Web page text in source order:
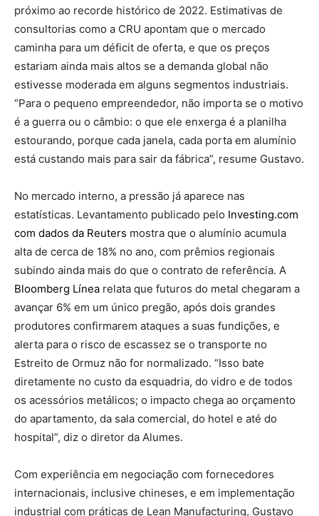
próximo ao recorde histórico de 2022. Estimativas de
consultorias como a CRU apontam que o mercado
caminha para um déficit de oferta, e que os preços
estariam ainda mais altos se a demanda global não
estivesse moderada em alguns segmentos industriais.
“Para o pequeno empreendedor, não importa se o motivo
é a guerra ou o câmbio: o que ele enxerga é a planilha
estourando, porque cada janela, cada porta em alumínio
está custando mais para sair da fábrica”, resume Gustavo.
No mercado interno, a pressão já aparece nas
estatísticas. Levantamento publicado pelo Investing.com
com dados da Reuters mostra que o alumínio acumula
alta de cerca de 18% no ano, com prêmios regionais
subindo ainda mais do que o contrato de referência. A
Bloomberg Línea relata que futuros do metal chegaram a
avançar 6% em um único pregão, após dois grandes
produtores confirmarem ataques a suas fundições, e
alerta para o risco de escassez se o transporte no
Estreito de Ormuz não for normalizado. “Isso bate
diretamente no custo da esquadria, do vidro e de todos
os acessórios metálicos; o impacto chega ao orçamento
do apartamento, da sala comercial, do hotel e até do
hospital”, diz o diretor da Alumes.
Com experiência em negociação com fornecedores
internacionais, inclusive chineses, e em implementação
industrial com práticas de Lean Manufacturing, Gustavo